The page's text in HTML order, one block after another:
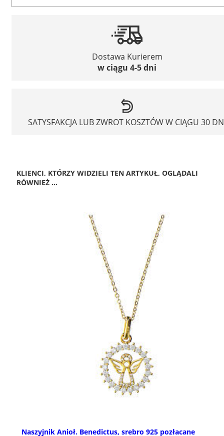
Dostawa Kurierem
w ciągu 4-5 dni
SATYSFAKCJA LUB ZWROT KOSZTÓW W CIĄGU 30
KLIENCI, KTÓRZY WIDZIELI TEN ARTYKUŁ, OGLĄDALI
RÓWNIEŻ ...
Naszyjnik Anioł. Benedictus, srebro 925 pozłacane